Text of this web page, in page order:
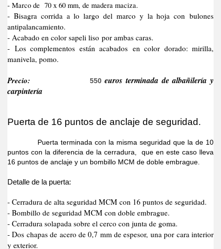
- Marco de 70 x 60 mm, de madera maciza.
- Bisagra corrida a lo largo del marco y la hoja con bulones
antipalancamiento.
- Acabado en color sapeli liso por ambas caras.
- Los complementos están acabados en color dorado: mirilla,
manivela, pomo.
Precio: 550euros terminada de albañilería y
carpintería
Puerta de 16 puntos de anclaje de seguridad.
Puerta terminada con la misma seguridad que la de 10
puntos con la diferencia de la cerradura, que en este caso lleva
16 puntos de anclaje y un bombillo MCM de doble embrague.
Detalle de la puerta:
- Cerradura de alta seguridad MCM con 16 puntos de seguridad.
- Bombillo de seguridad MCM con doble embrague.
- Cerradura solapada sobre el cerco con junta de goma.
- Dos chapas de acero de 0,7 mm de espesor, una por cara interior
y exterior.